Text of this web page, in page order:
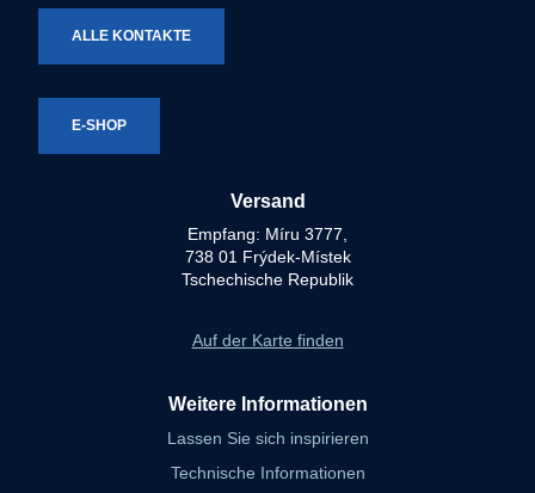
ALLE KONTAKTE
E-SHOP
Versand
Empfang: Míru 3777,
738 01 Frýdek-Místek
Tschechische Republik
Auf der Karte finden
Weitere Informationen
Lassen Sie sich inspirieren
Technische Informationen